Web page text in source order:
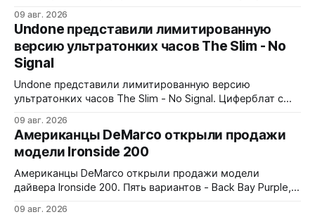
экземпляров каждого варианта. Заводная коронка
расположена на 4 часах. Водозащита 300 метров.
Сапфировое стекло с AR-покрытием, FKM-ремешок, 7
слоев Swiss Super-LumiNova на циферблате,
09 авг. 2026
Undone представили лимитированную
версию ультратонких часов The Slim - No
Signal
Undone представили лимитированную версию
ультратонких часов The Slim - No Signal. Циферблат с
белые помехи, зигзаги, спирали и геометрические
фигуры. Бирюзовый треугольник UNDONE на 12 часах.
Корпус из нержавеющей стали 316L, интегрированный
браслет. Водозащита 30 метров. 37x4,9x43 мм. Ronda
1062 кварц
09 авг. 2026
Американцы DeMarco открыли продажи
модели Ironside 200
Американцы DeMarco открыли продажи модели
дайвера Ironside 200. Пять вариантов - Back Bay Purple,
09 авг. 2026